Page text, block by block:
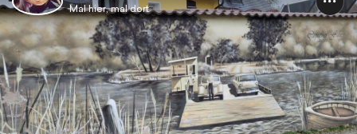
Mal hier, mal dort